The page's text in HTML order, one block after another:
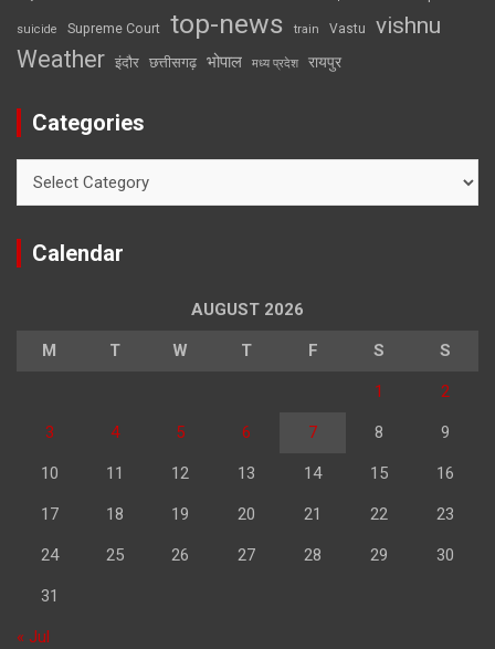
suicide Supreme Court top-news train Vastu vishnu
Weather इंदौर छत्तीसगढ़ भोपाल मध्य प्रदेश रायपुर
Categories
Calendar
AUGUST 2026
M T W T F S S
1 2
3 4 5 6 7 8 9
10 11 12 13 14 15 16
17 18 19 20 21 22 23
24 25 26 27 28 29 30
31
« Jul